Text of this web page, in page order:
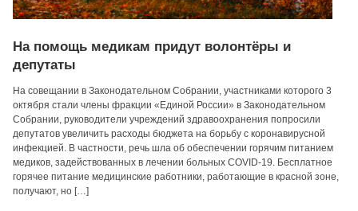
На помощь медикам придут волонтёры и
депутаты
На совещании в Законодательном Собрании, участниками которого 3
октября стали члены фракции «Единой России» в Законодательном
Собрании, руководители учреждений здравоохранения попросили
депутатов увеличить расходы бюджета на борьбу с коронавирусной
инфекцией. В частности, речь шла об обеспечении горячим питанием
медиков, задействованных в лечении больных COVID-19. Бесплатное
горячее питание медицинские работники, работающие в красной зоне,
получают, но […]